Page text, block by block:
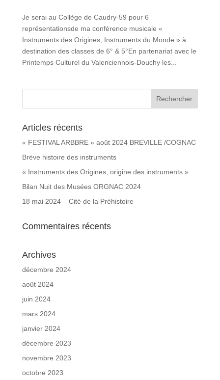
Je serai au Collège de Caudry-59 pour 6
représentationsde ma conférence musicale «
Instruments des Origines, Instruments du Monde » à
destination des classes de 6° & 5°En partenariat avec le
Printemps Culturel du Valenciennois-Douchy les...
Articles récents
« FESTIVAL ARBBRE » août 2024 BREVILLE /COGNAC
Brève histoire des instruments
« Instruments des Origines, origine des instruments »
Bilan Nuit des Musées ORGNAC 2024
18 mai 2024 – Cité de la Préhistoire
Commentaires récents
Archives
décembre 2024
août 2024
juin 2024
mars 2024
janvier 2024
décembre 2023
novembre 2023
octobre 2023